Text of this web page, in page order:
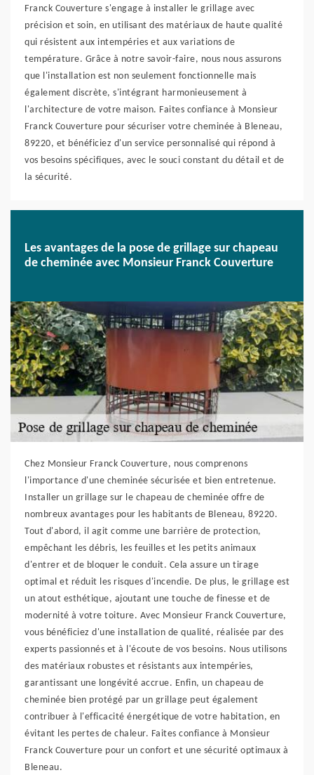
Franck Couverture s'engage à installer le grillage avec
précision et soin, en utilisant des matériaux de haute qualité
qui résistent aux intempéries et aux variations de
température. Grâce à notre savoir-faire, nous nous assurons
que l'installation est non seulement fonctionnelle mais
également discrète, s'intégrant harmonieusement à
l'architecture de votre maison. Faites confiance à Monsieur
Franck Couverture pour sécuriser votre cheminée à Bleneau,
89220, et bénéficiez d'un service personnalisé qui répond à
vos besoins spécifiques, avec le souci constant du détail et de
la sécurité.
Les avantages de la pose de grillage sur chapeau
de cheminée avec Monsieur Franck Couverture
Chez Monsieur Franck Couverture, nous comprenons
l'importance d'une cheminée sécurisée et bien entretenue.
Installer un grillage sur le chapeau de cheminée offre de
nombreux avantages pour les habitants de Bleneau, 89220.
Tout d'abord, il agit comme une barrière de protection,
empêchant les débris, les feuilles et les petits animaux
d'entrer et de bloquer le conduit. Cela assure un tirage
optimal et réduit les risques d'incendie. De plus, le grillage est
un atout esthétique, ajoutant une touche de finesse et de
modernité à votre toiture. Avec Monsieur Franck Couverture,
vous bénéficiez d'une installation de qualité, réalisée par des
experts passionnés et à l'écoute de vos besoins. Nous utilisons
des matériaux robustes et résistants aux intempéries,
garantissant une longévité accrue. Enfin, un chapeau de
cheminée bien protégé par un grillage peut également
contribuer à l'efficacité énergétique de votre habitation, en
évitant les pertes de chaleur. Faites confiance à Monsieur
Franck Couverture pour un confort et une sécurité optimaux à
Bleneau.